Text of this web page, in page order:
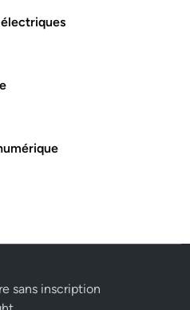
sans inscription